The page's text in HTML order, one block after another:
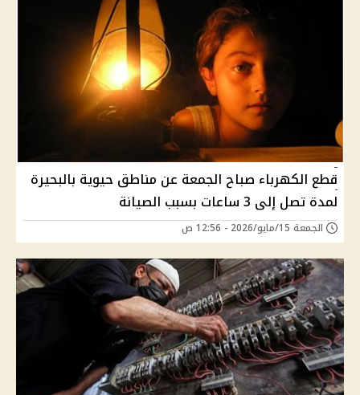
قطع الكهرباء صباح الجمعة عن مناطق حيوية بالبحيرة
لمدة تصل إلى 3 ساعات بسبب الصيانة
الجمعة 15/مايو/2026 - 12:56 ص